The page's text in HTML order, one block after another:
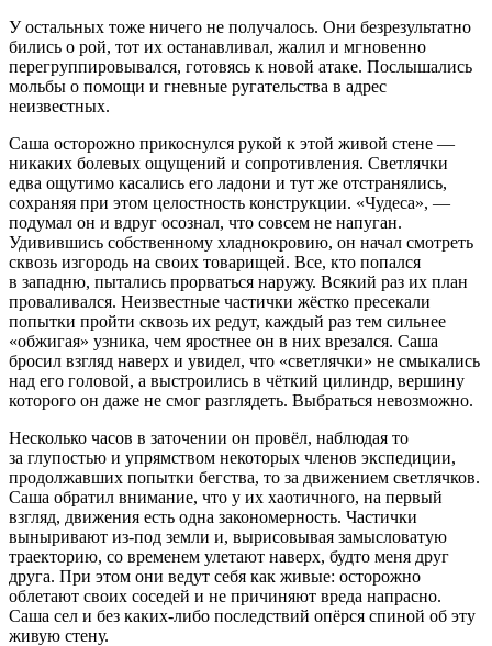
У остальных тоже ничего не получалось. Они безрезультатно
бились о рой, тот их останавливал, жалил и мгновенно
перегруппировывался, готовясь к новой атаке. Послышались
мольбы о помощи и гневные ругательства в адрес
неизвестных.
Саша осторожно прикоснулся рукой к этой живой стене —
никаких болевых ощущений и сопротивления. Светлячки
едва ощутимо касались его ладони и тут же отстранялись,
сохраняя при этом целостность конструкции. «Чудеса», —
подумал он и вдруг осознал, что совсем не напуган.
Удивившись собственному хладнокровию, он начал смотреть
сквозь изгородь на своих товарищей. Все, кто попался
в западню, пытались прорваться наружу. Всякий раз их план
проваливался. Неизвестные частички жёстко пресекали
попытки пройти сквозь их редут, каждый раз тем сильнее
«обжигая» узника, чем яростнее он в них врезался. Саша
бросил взгляд наверх и увидел, что «светлячки» не смыкались
над его головой, а выстроились в чёткий цилиндр, вершину
которого он даже не смог разглядеть. Выбраться невозможно.
Несколько часов в заточении он провёл, наблюдая то
за глупостью и упрямством некоторых членов экспедиции,
продолжавших попытки бегства, то за движением светлячков.
Саша обратил внимание, что у их хаотичного, на первый
взгляд, движения есть одна закономерность. Частички
выныривают из-под земли и, вырисовывая замысловатую
траекторию, со временем улетают наверх, будто меня друг
друга. При этом они ведут себя как живые: осторожно
облетают своих соседей и не причиняют вреда напрасно.
Саша сел и без каких-либо последствий опёрся спиной об эту
живую стену.